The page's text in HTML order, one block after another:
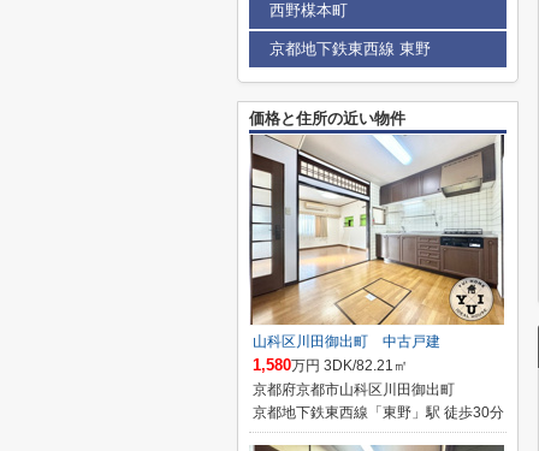
西野楳本町
京都地下鉄東西線 東野
価格と住所の近い物件
山科区川田御出町 中古戸建
1,580万円 3DK/82.21㎡
京都府京都市山科区川田御出町
京都地下鉄東西線「東野」駅 徒歩30分